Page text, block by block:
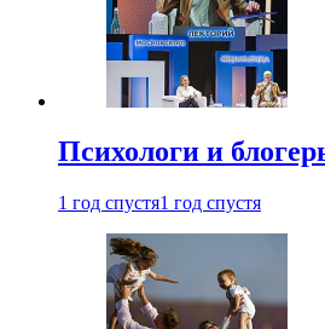
Психологи и
1 год спустя1 год спустя